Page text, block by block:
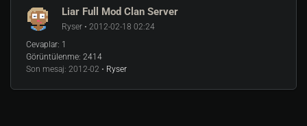
Liar Full Mod Clan Server
Ryser • 2012-02-18 02:24
Cevaplar: 1
Görüntülenme: 2414
Son mesaj: 2012-02 • Ryser